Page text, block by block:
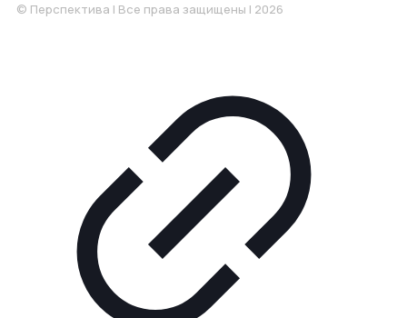
© Перспектива | Все права защищены | 2026